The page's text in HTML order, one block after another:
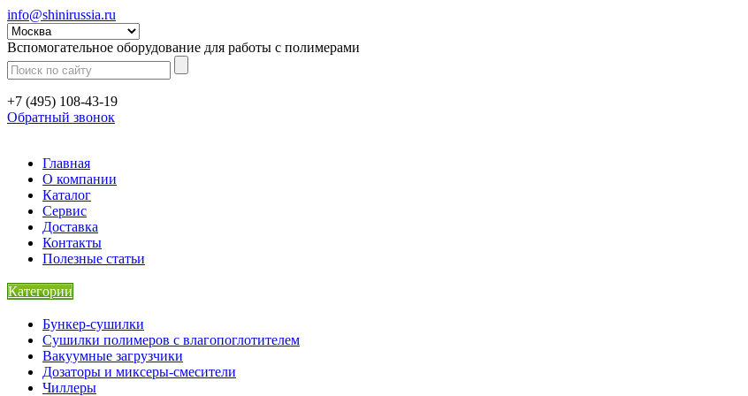
info@shinirussia.ru
Вспомогательное оборудование для работы с полимерами
+7 (495) 108-43-19
Обратный звонок
Главная
О компании
Каталог
Сервис
Доставка
Контакты
Полезные статьи
Категории
Бункер-сушилки
Сушилки полимеров с влагопоглотителем
Вакуумные загрузчики
Дозаторы и миксеры-смесители
Чиллеры